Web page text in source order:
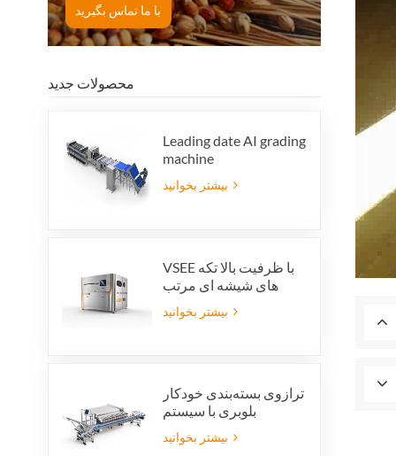
با ما تماس بگیرید
محصولات جدید
Leading date AI grading
machine
VSEE با ظرفیت بالا تکه
های شیشه ای مرتب
مرتب سازی رنگ شیشه
ترازوی بسته‌بندی خودکار
بلوبری با سیستم
یکپارچه‌ی رد بسته‌بندی و
صرفه‌جویی در نیروی کار